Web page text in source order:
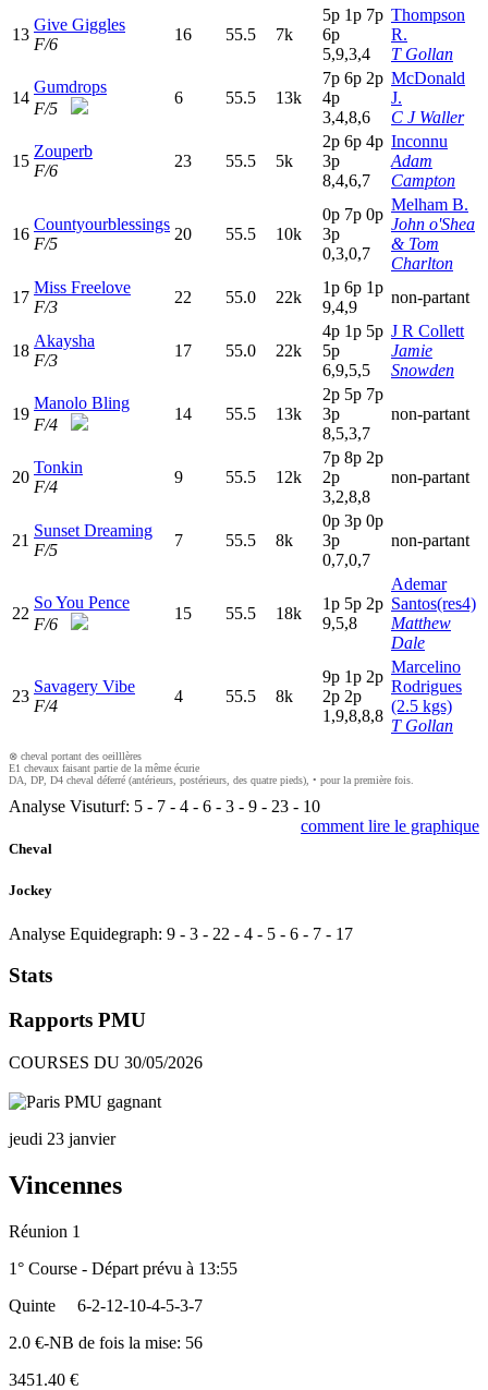
13
Give Giggles
F/6
16 55.5 7k
5p 1p 7p
6p
5,9,3,4
Thompson
R.
T Gollan
14
Gumdrops
F/5
6 55.5 13k
7p 6p 2p
4p
3,4,8,6
McDonald
J.
C J Waller
15
Zouperb
F/6
23 55.5 5k
2p 6p 4p
3p
8,4,6,7
Inconnu
Adam
Campton
16
Countyourblessings
F/5
20 55.5 10k
0p 7p 0p
3p
0,3,0,7
Melham B.
John o'Shea
& Tom
Charlton
17
Miss Freelove
F/3
22 55.0 22k
1p 6p 1p
9,4,9
non-partant
18
Akaysha
F/3
17 55.0 22k
4p 1p 5p
5p
6,9,5,5
J R Collett
Jamie
Snowden
19
Manolo Bling
F/4
14 55.5 13k
2p 5p 7p
3p
8,5,3,7
non-partant
20
Tonkin
F/4
9 55.5 12k
7p 8p 2p
2p
3,2,8,8
non-partant
21
Sunset Dreaming
F/5
7 55.5 8k
0p 3p 0p
3p
0,7,0,7
non-partant
22
So You Pence
F/6
15 55.5 18k
1p 5p 2p
9,5,8
Ademar
Santos(res4)
Matthew
Dale
23
Savagery Vibe
F/4
4 55.5 8k
9p 1p 2p
2p 2p
1,9,8,8,8
Marcelino
Rodrigues
(2.5 kgs)
T Gollan
⊗ cheval portant des oeilllères
E1 chevaux faisant partie de la même écurie
DA, DP, D4 cheval déferré (antérieurs, postérieurs, des quatre pieds), • pour la première fois.
Analyse Visuturf: 5 - 7 - 4 - 6 - 3 - 9 - 23 - 10
comment lire le graphique
Cheval
Jockey
Analyse Equidegraph: 9 - 3 - 22 - 4 - 5 - 6 - 7 - 17
Stats
Rapports PMU
COURSES DU 30/05/2026
jeudi 23 janvier
Vincennes
Réunion 1
1° Course - Départ prévu à 13:55
Quinte
6-2-12-10-4-5-3-7
2.0 €-NB de fois la mise: 56
3451.40 €